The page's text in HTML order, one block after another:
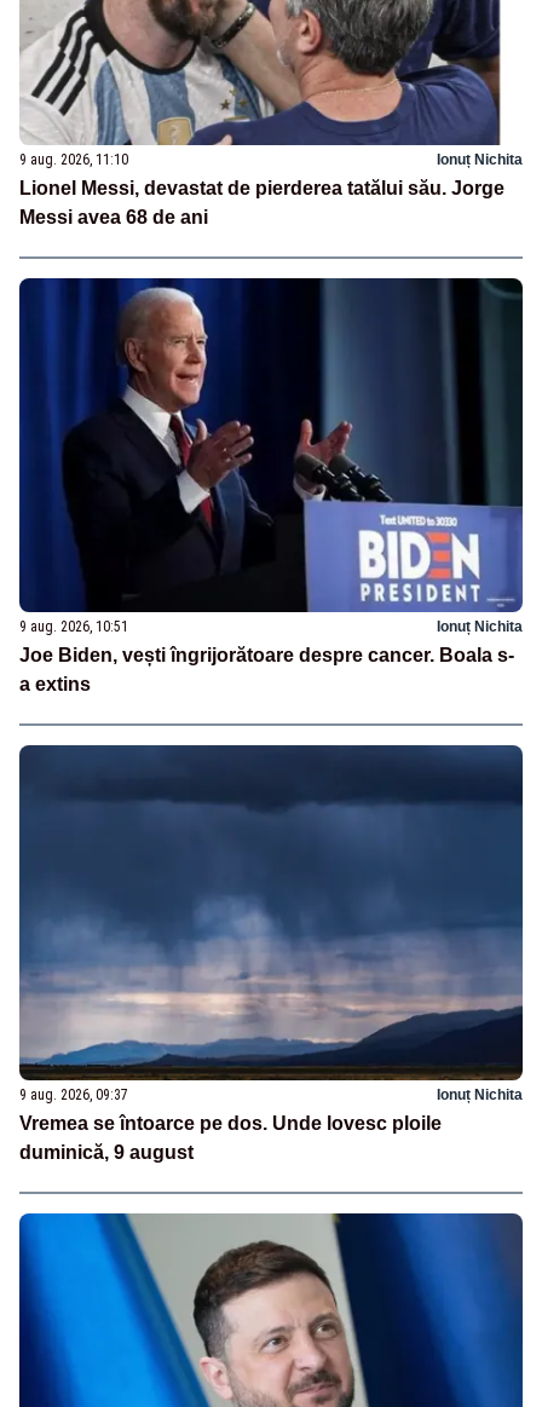
9 aug. 2026, 11:10 Ionuț Nichita
Lionel Messi, devastat de pierderea tatălui său. Jorge
Messi avea 68 de ani
9 aug. 2026, 10:51 Ionuț Nichita
Joe Biden, vești îngrijorătoare despre cancer. Boala s-
a extins
9 aug. 2026, 09:37 Ionuț Nichita
Vremea se întoarce pe dos. Unde lovesc ploile
duminică, 9 august